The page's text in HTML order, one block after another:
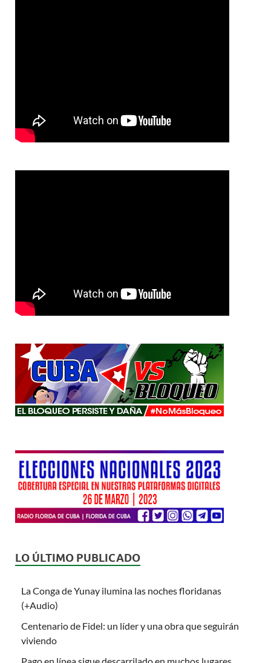
LO ÚLTIMO PUBLICADO
La Conga de Yunay ilumina las noches floridanas
(+Audio)
Centenario de Fidel: un líder y una obra que seguirán
viviendo